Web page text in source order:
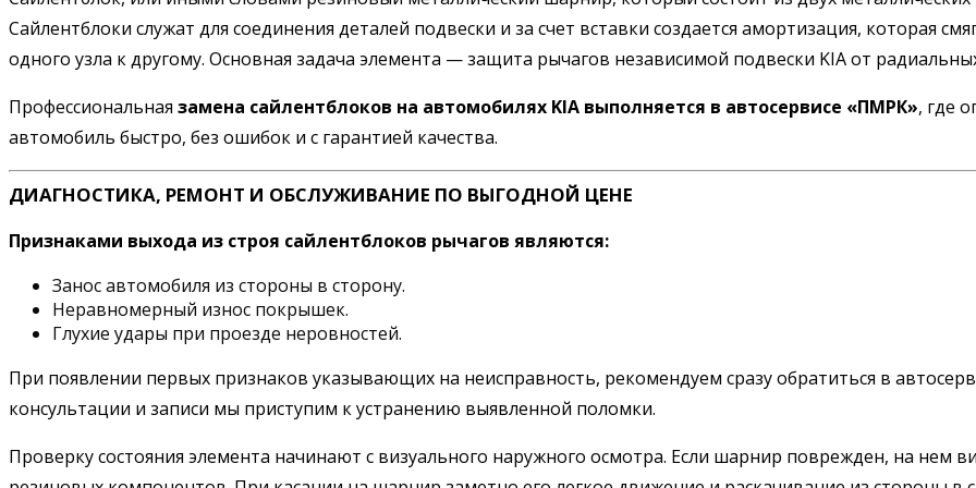
Сайлентблоки служат для соединения деталей подвески и за счет вставки создается амортизация, которая
одного узла к другому. Основная задача элемента — защита рычагов независимой подвески KIA от
Профессиональная замена сайлентблоков на автомобилях KIA выполняется в автосервисе «ПМРК», где
автомобиль быстро, без ошибок и с гарантией качества.
ДИАГНОСТИКА, РЕМОНТ И ОБСЛУЖИВАНИЕ ПО ВЫГОДНОЙ ЦЕНЕ
Признаками выхода из строя сайлентблоков рычагов являются:
Занос автомобиля из стороны в сторону.
Неравномерный износ покрышек.
Глухие удары при проезде неровностей.
При появлении первых признаков указывающих на неисправность, рекомендуем сразу обратиться в
консультации и записи мы приступим к устранению выявленной поломки.
Проверку состояния элемента начинают с визуального наружного осмотра. Если шарнир поврежден, на нем